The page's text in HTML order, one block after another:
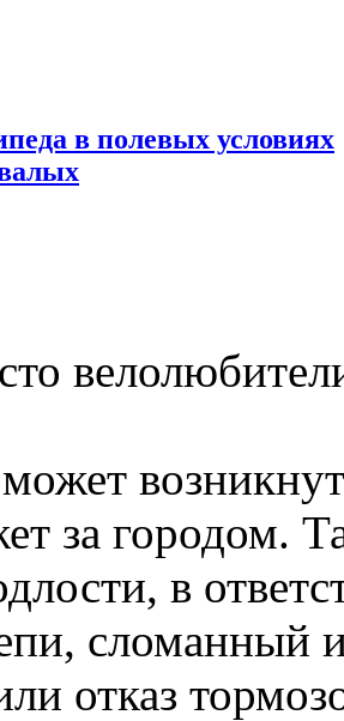
в полевых условиях
за городом.
в
сломанный
отказ